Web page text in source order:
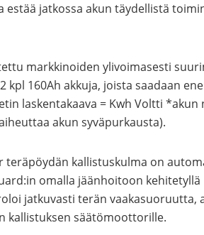
estää jatkossa akun täydellistä
markkinoiden ylivoimasesti
kpl 160Ah akkuja, joista saadaan
laskentakaava = Kwh Voltti
akun syväpurkausta).
teräpöydän kallistuskulma on
omalla jäänhoitoon
jatkuvasti terän vaakasuoruutta,
kallistuksen säätömoottorille.